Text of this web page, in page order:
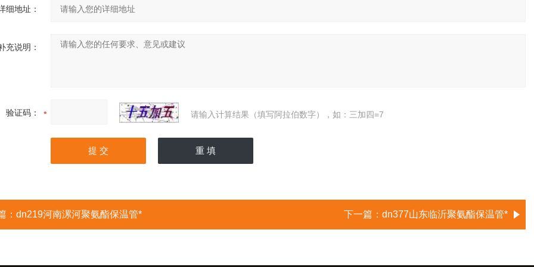
细地址：
充说明：
验证码： 请输入计算结果（填写阿拉伯数字），如：三加四=7
： dn219河南漯河聚氨酯保温管* 下一篇： dn377山东临沂聚氨酯保温管*